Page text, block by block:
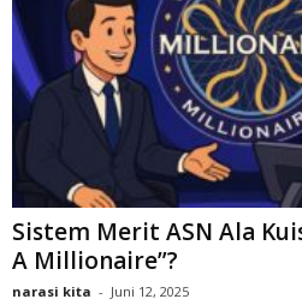
Sistem Merit ASN Ala
A Millionaire”?
narasi kita - Juni 12, 2025